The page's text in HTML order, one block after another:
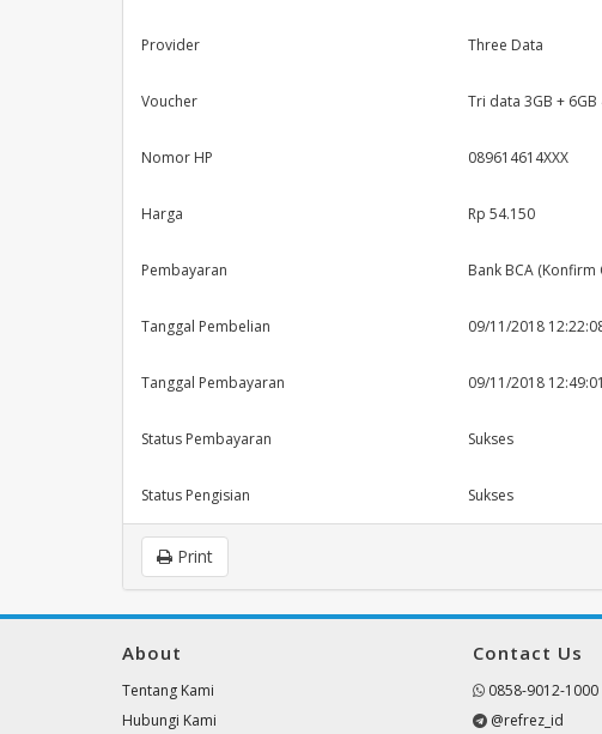
Provider Three Data
Voucher Tri data 3GB + 6GB
Nomor HP 089614614XXX
Harga Rp 54.150
Pembayaran Bank BCA (Konfirm
Tanggal Pembelian 09/11/2018
Tanggal Pembayaran 09/11/2018 12:49:01
Status Pembayaran Sukses
Status Pengisian Sukses
Print
About
Tentang Kami
Hubungi Kami
Contact Us
0858-9012-1000
@refrez_id